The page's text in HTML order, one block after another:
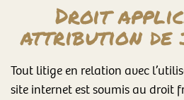
Droit
attribution
Tout litige en relation avec
site internet est soumis au droit